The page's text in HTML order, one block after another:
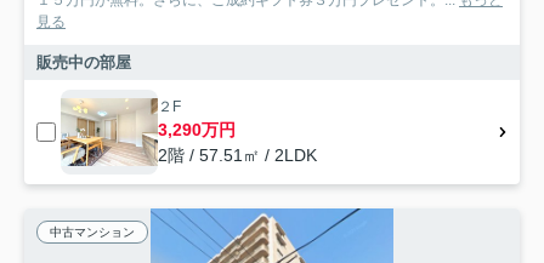
見る
販売中の部屋
２F
3,290万円
2階 / 57.51㎡ / 2LDK
中古マンション